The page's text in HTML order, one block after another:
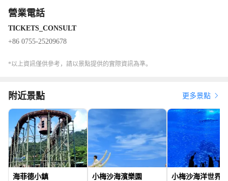
店，普通旅館到五星酒店都能找到，特色菜品是海鮮和乳鴿。另
外，大梅沙常常是人滿為患。如果不喜歡人多，可以選擇往海灘邊
的棧道上走，這邊比較清靜，聽海吹風也挺愜意的。
沿着海岸線往東走大約兩公里，就是
話，可一併遊覽。
營業電話
TICKETS_CONSULT
+86 0755-25209678
*以上資訊僅供參考，請以景點提供的實際資訊為準。
附近景點 更多景點
海菲德小鎮 小梅沙海濱樂園 小梅沙海洋世界